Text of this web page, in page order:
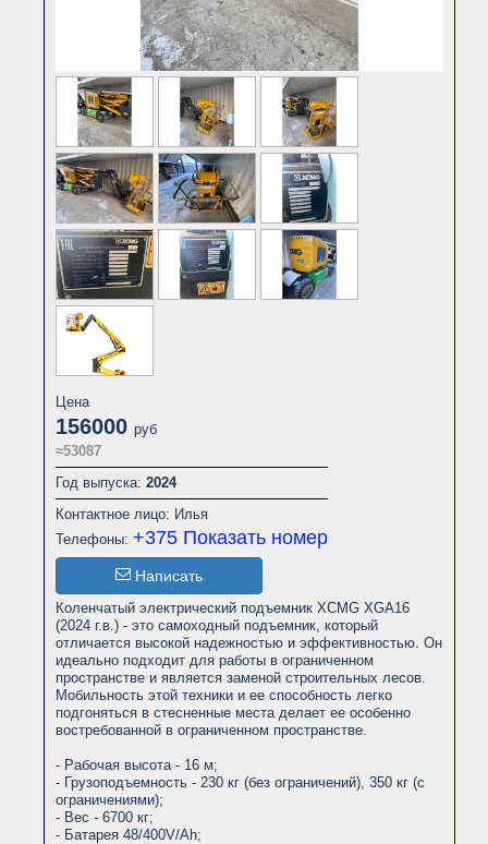
Цена
156000 руб
≈53087
Год выпуска: 2024
Контактное лицо: Илья
Телефоны: +375 Показать номер
Написать
Коленчатый электрический подъемник XCMG XGA16
(2024 г.в.) - это самоходный подъемник, который
отличается высокой надежностью и эффективностью. Он
идеально подходит для работы в ограниченном
пространстве и является заменой строительных лесов.
Мобильность этой техники и ее способность легко
подгоняться в стесненные места делает ее особенно
востребованной в ограниченном пространстве.
- Рабочая высота - 16 м;
- Грузоподъемность - 230 кг (без ограничений), 350 кг (с
ограничениями);
- Вес - 6700 кг;
- Батарея 48/400V/Ah;